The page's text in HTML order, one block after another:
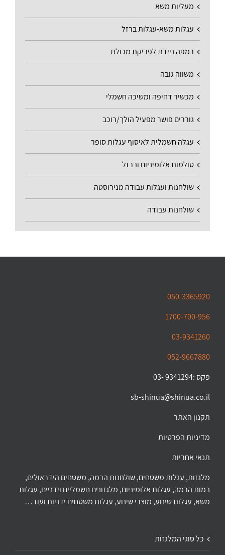
מעליות משא
עגלות משא-עגלות ברזל
רמפה ניידת לפריקת מכולת
משווה גובה
מכשיר דחיפה ומשיכה חשמלי
גוררים פושר מפעיל הולך/רוכב
עגלה חשמלית לאיסוף עגלות סופר
סולמות אלומיניום וברזל
שולחנות ועגלות עבודה מנירוסטה
שולחנות עבודה
050-3365920
1700-700-956
03-9341260
052-9667880
פקס :9341294 -03
sb-shinua@shinua.co.il
תקנון האתר
מדיניות הפרטיות
תנאי אחריות
מלגזות, עגלות משטחים, שולחנות הרמה, משטחים הידראולים,
במות הרמה, עגלות אלומיניום, מלגזונים חשמליים וידניים, עגלות
משא, עגלות שינוע, מוצרי שינוע, עגלות משטחים ידניות ועוד…
כל סוגי המלגזות